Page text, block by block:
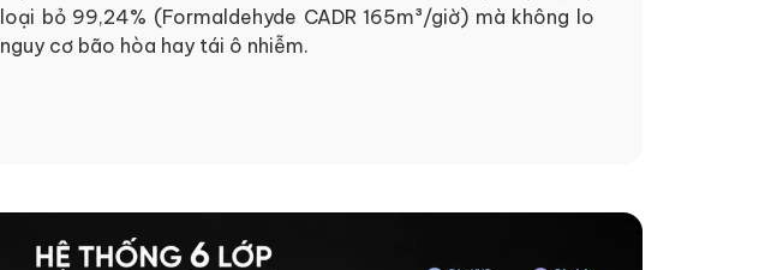
loại bỏ 99,24% (Formaldehyde CADR 165m³/giờ) mà không lo
nguy cơ bão hòa hay tái ô nhiễm.